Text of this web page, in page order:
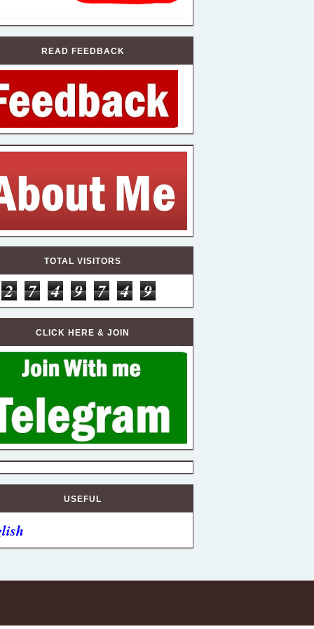
READ FEEDBACK
TOTAL VISITORS
2 7 4 9 7 4 9
CLICK HERE & JOIN
USEFUL